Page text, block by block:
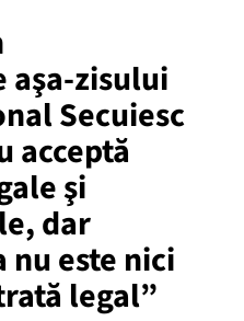
aşa-zisului
Secuiesc
acceptă
şi
dar
nu este nici
legal”